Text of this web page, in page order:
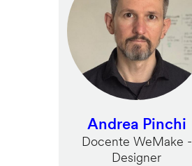
Andrea Pinchi
Docente WeMake -
Designer